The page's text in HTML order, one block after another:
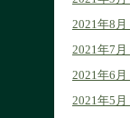
2021年8月
2021年7月
2021年6月
2021年5月